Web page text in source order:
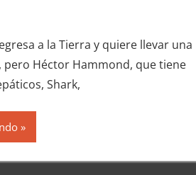
a la Tierra y quiere llevar una
pero Héctor Hammond, que tiene
Shark,